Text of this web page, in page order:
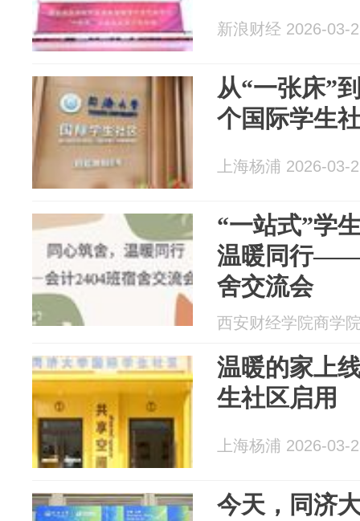
新浪财经 2026-03-
从“一张床”
个国际学生
上海杨浦 2026-03-
“一站式”学
温暖同行——
舍交流会
西安财经学院商学
温暖的家上
生社区启用
上海杨浦 2026-03-
今天，同济